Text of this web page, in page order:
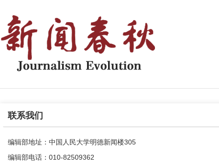
联系我们
编辑部地址：中国人民大学明德新闻楼305
编辑部电话：010-82509362